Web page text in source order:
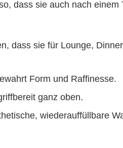
dass sie auch nach einem
dass sie für Lounge,
Form und Raffinesse.
ganz oben.
wiederauffüllbare